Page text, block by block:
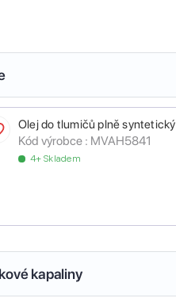
Olej do tlumičů plně
Kód výrobce : MVAH5841
4+ Skladem
kapaliny